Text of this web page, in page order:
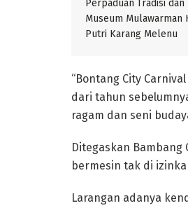
Perpaduan Tradisi dan
Museum Mulawarman
Putri Karang Melenu
“Bontang City
dari tahun
ragam dan seni
Ditegaskan
bermesin tak di
Larangan adanya